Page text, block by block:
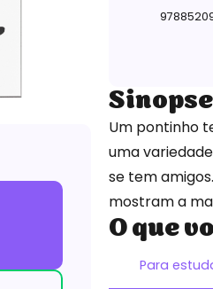
Sinopse
Um pontinho
uma
se tem
mostram a
O que
Para